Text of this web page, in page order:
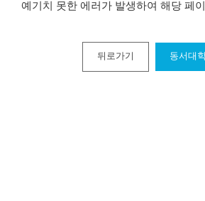
예기치 못한 에러가 발생하여 해당 페
뒤로가기 동서대